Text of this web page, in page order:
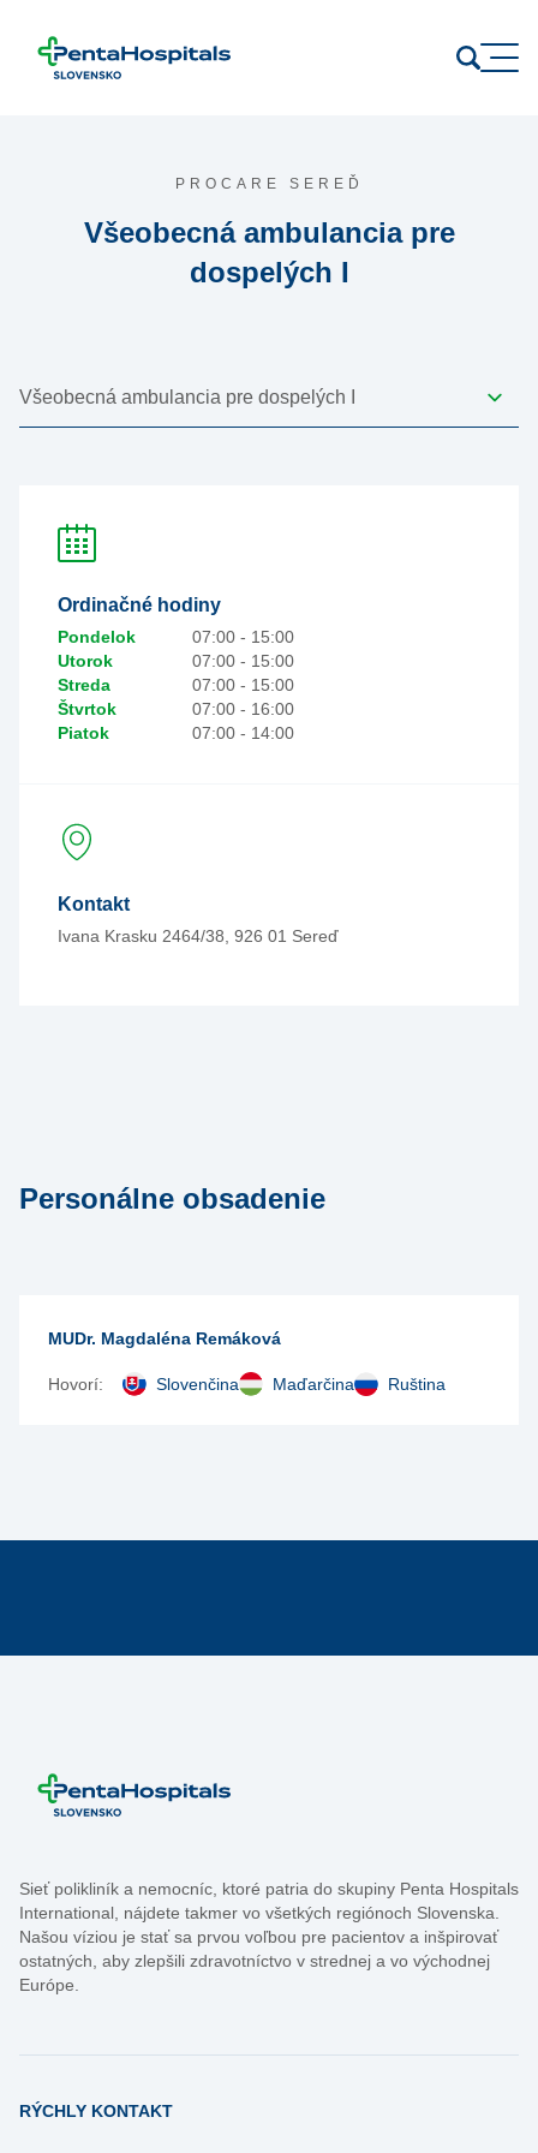
PROCARE SEREĎ
Všeobecná ambulancia pre
dospelých I
Ordinačné hodiny
Pondelok
07:00 - 15:00
Utorok
07:00 - 15:00
Streda
07:00 - 15:00
Štvrtok
07:00 - 16:00
Piatok
07:00 - 14:00
Kontakt
Ivana Krasku 2464/38, 926 01 Sereď
Personálne obsadenie
MUDr. Magdaléna Remáková
Hovorí: Slovenčina Maďarčina Ruština
Sieť polikliník a nemocníc, ktoré patria do skupiny Penta Hospitals
International, nájdete takmer vo všetkých regiónoch Slovenska.
Našou víziou je stať sa prvou voľbou pre pacientov a inšpirovať
ostatných, aby zlepšili zdravotníctvo v strednej a vo východnej
Európe.
RÝCHLY KONTAKT